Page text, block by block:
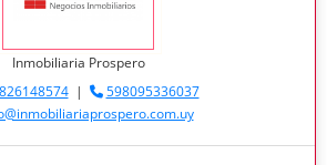
Inmobiliaria Prospero
|
598095336037